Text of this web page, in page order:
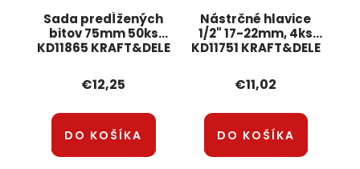
Sada predĺžených
bitov 75mm 50ks
KD11865 KRAFT&DELE
€12,25
DO KOŠÍKA
Nástrčné hlavice
1/2" 17-22mm, 4ks
KD11751 KRAFT&DELE
€11,02
DO KOŠÍKA